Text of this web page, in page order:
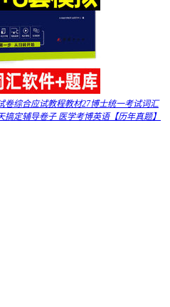
卷综合应试教程教材27博士统一考试词汇
定辅导卷子 医学考博英语【历年真题】